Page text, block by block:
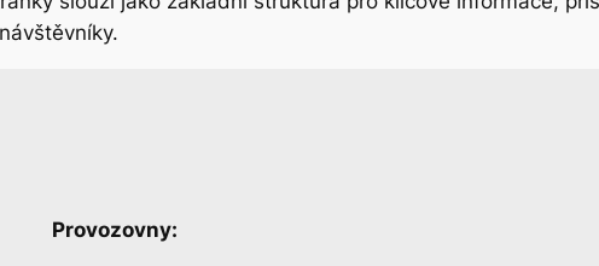
Provozovny: